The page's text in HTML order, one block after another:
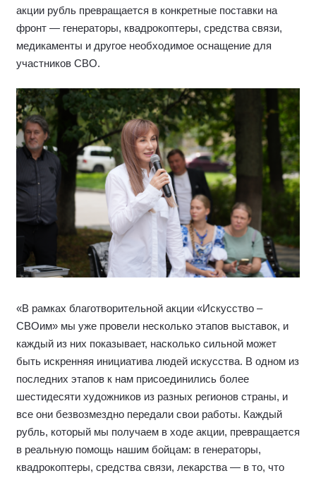
акции рубль превращается в конкретные поставки на
фронт — генераторы, квадрокоптеры, средства связи,
медикаменты и другое необходимое оснащение для
участников СВО.
«В рамках благотворительной акции «Искусство –
СВОим» мы уже провели несколько этапов выставок, и
каждый из них показывает, насколько сильной может
быть искренняя инициатива людей искусства. В одном из
последних этапов к нам присоединились более
шестидесяти художников из разных регионов страны, и
все они безвозмездно передали свои работы. Каждый
рубль, который мы получаем в ходе акции, превращается
в реальную помощь нашим бойцам: в генераторы,
квадрокоптеры, средства связи, лекарства — в то, что